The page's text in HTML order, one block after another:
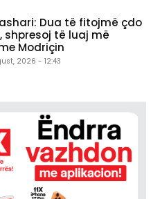
Dua të fitojmë çdo
shpresoj të luaj më
Modriçin
2026 - 12:43